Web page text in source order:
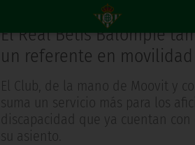
Hace 4 años
El Real Betis Balompié
un referente en
El Club, de la mano de Moovit y
suma un servicio más para los
discapacidad que ya cuentan
su asiento.